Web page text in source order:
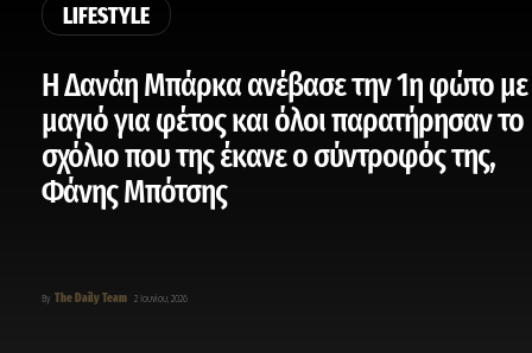
LIFESTYLE
Η Δανάη Μπάρκα ανέβασε την 1η φώτο με
μαγιό για φέτος και όλοι παρατήρησαν το
σχόλιο που της έκανε ο σύντροφός της,
Φάνης Μπότσης
By The Daily Team 2 Ιουνίου, 2026